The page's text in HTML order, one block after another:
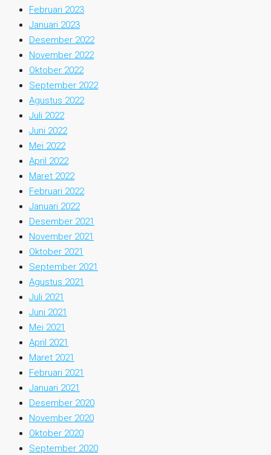
Februari 2023
Januari 2023
Desember 2022
November 2022
Oktober 2022
September 2022
Agustus 2022
Juli 2022
Juni 2022
Mei 2022
April 2022
Maret 2022
Februari 2022
Januari 2022
Desember 2021
November 2021
Oktober 2021
September 2021
Agustus 2021
Juli 2021
Juni 2021
Mei 2021
April 2021
Maret 2021
Februari 2021
Januari 2021
Desember 2020
November 2020
Oktober 2020
September 2020